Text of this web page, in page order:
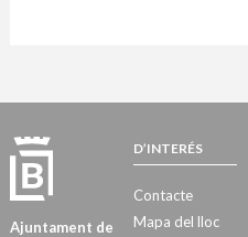
Ajuntament de
D’INTERÉS
Contacte
Mapa del lloc